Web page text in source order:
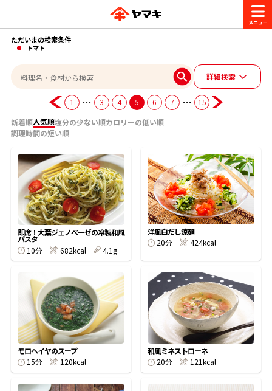
商品情報
ブランド一覧
ヤマキ『めんつゆ』 ヤマキ 割烹白だし
旨さ、別格。だし屋の鍋 韓福善シリーズ
レシピ
おいしいレシピを探す
おいしいレシピトップ
主食レシピ
主菜レシピ
汁物レシピ
時短レシピ
おいしいレシピを商品から探す
かつお節・だしを楽しむ
かつお節・だしを知る
だしの取り方
かつお節の削り方
かつお節・だしをもっと知る
ヤマキ かつお節プラス®
かつお節・だしを楽しむ
CM・キャンペーン
キャンペーン一覧
企業・採用情報
企業情報
- ヤマキ かつお節プラス®
採用情報
- ジョブリターン制
お問い合わせ
オンラインショップ
コミュニティサイト
Global
ただいまの検索条件
トマト
詳細検索
1 … 3 4 5 6 7 …
15
新着順人気順塩分の少ない順カロリーの低い順
調理時間の短い順
即席！大葉ジェノベーゼの冷製和風
パスタ
10分
682kcal 4.1g
洋風白だし涼麺
20分
424kcal
モロヘイヤのスープ
15分
120kcal
和風ミネストローネ
20分
121kcal